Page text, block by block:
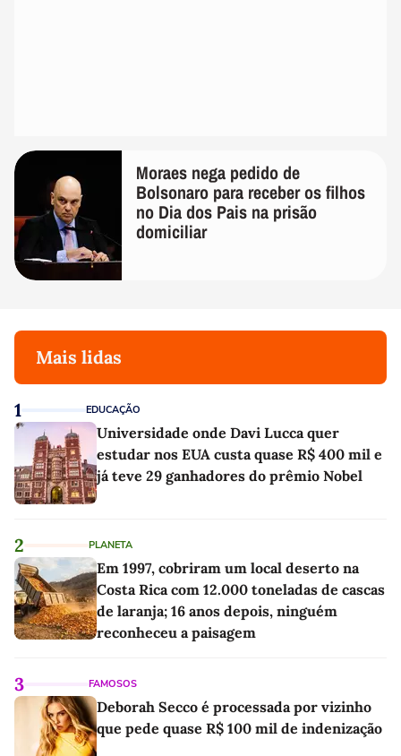
Moraes nega pedido de
Bolsonaro para receber os filhos
no Dia dos Pais na prisão
domiciliar
Mais lidas
1 EDUCAÇÃO
Universidade onde Davi Lucca quer
estudar nos EUA custa quase R$ 400 mil e
já teve 29 ganhadores do prêmio Nobel
2 PLANETA
Em 1997, cobriram um local deserto na
Costa Rica com 12.000 toneladas de cascas
de laranja; 16 anos depois, ninguém
reconheceu a paisagem
3 FAMOSOS
Deborah Secco é processada por vizinho
que pede quase R$ 100 mil de indenização